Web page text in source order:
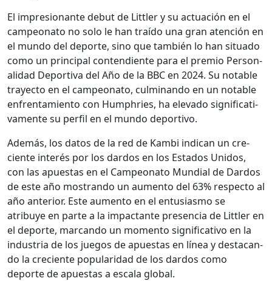
El impre­sio­n­ante debut de Lit­tler y su actuación en el
campe­ona­to no solo le han traí­do una gran aten­ción en
el mun­do del deporte, sino que tam­bién lo han situ­a­do
como un prin­ci­pal con­ten­di­ente para el pre­mio Per­son­
al­i­dad Deporti­va del Año de la BBC en 2024. Su notable
trayec­to en el campe­ona­to, cul­mi­nan­do en un notable
enfrentamien­to con Humphries, ha ele­va­do sig­ni­fica­ti­
va­mente su per­fil en el mun­do deporti­vo.
Además, los datos de la red de Kam­bi indi­can un cre­
ciente interés por los dar­d­os en los Esta­dos Unidos,
con las apues­tas en el Campe­ona­to Mundi­al de Dar­d­os
de este año mostran­do un aumen­to del 63% respec­to al
año ante­ri­or. Este aumen­to en el entu­si­as­mo se
atribuye en parte a la impac­tante pres­en­cia de Lit­tler en
el deporte, mar­can­do un momen­to sig­ni­fica­ti­vo en la
indus­tria de los jue­gos de apues­tas en línea y desta­can­
do la cre­ciente pop­u­lar­i­dad de los dar­d­os como
deporte de apues­tas a escala glob­al.